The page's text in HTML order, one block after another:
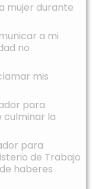
mujer durante
a mi
no
mis
para
culminar la
para
de Trabajo
haberes